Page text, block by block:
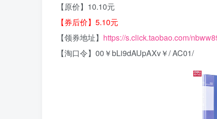
【原价】10.10元
【券后价】5.10元
【领券地址】 https://s.click.taobao.com/
【淘口令】00￥bLi9dAUpAXv￥/ AC01/